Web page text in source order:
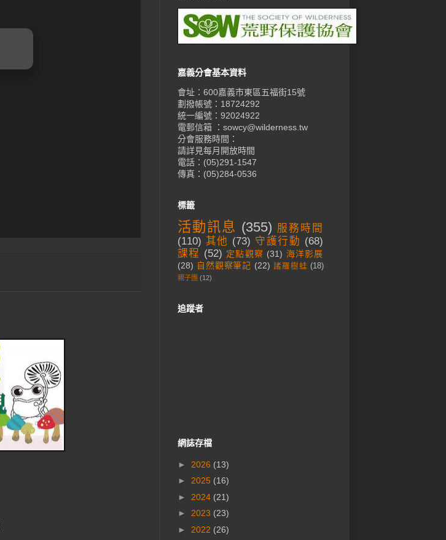
嘉義分會基本資料
會址：600嘉義市東區五福街15號
劃撥帳號：18724292
統一編號：92024922
電郵信箱 ：sowcy@wilderness.tw
分會服務時間：
請詳見每月開放時間
電話：(05)291-1547
傳真：(05)284-0536
標籤
活動訊息 (355) 服務時間
(110) 其他 (73) 守護行動 (68)
課程 (52) 定點觀察 (31) 海洋影展
(28) 自然觀察筆記 (22) 諸羅樹蛙 (18)
親子團 (12)
追蹤者
網誌存檔
► 2026 (13)
► 2025 (16)
► 2024 (21)
► 2023 (23)
► 2022 (26)